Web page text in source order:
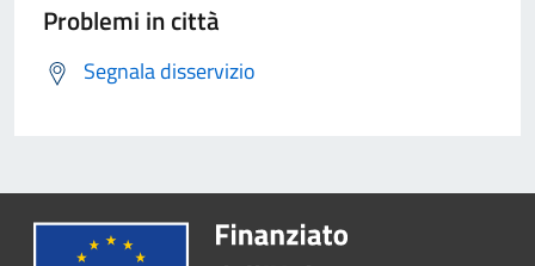
Problemi in città
Segnala disservizio